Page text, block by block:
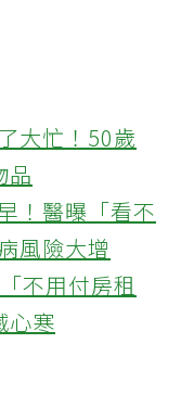
大忙！50歲
品
！醫曝「看不
風險大增
不用付房租
心寒